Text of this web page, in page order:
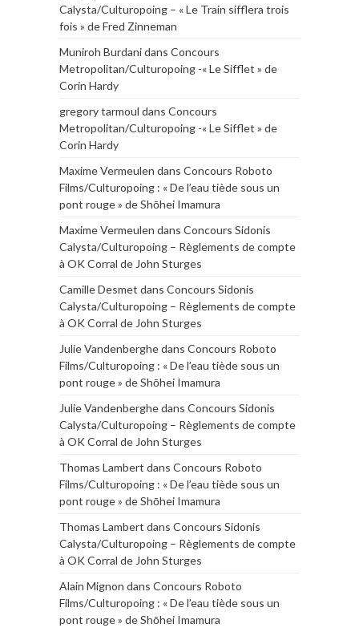
Calysta/Culturopoing – « Le Train sifflera trois
fois » de Fred Zinneman
Muniroh Burdanidans Concours
Metropolitan/Culturopoing -« Le Sifflet » de
Corin Hardy
gregory tarmoul dans Concours
Metropolitan/Culturopoing -« Le Sifflet » de
Corin Hardy
Maxime Vermeulen dans Concours Roboto
Films/Culturopoing : « De l’eau tiède sous un
pont rouge » de Shōhei Imamura
Maxime Vermeulen dans Concours Sidonis
Calysta/Culturopoing – Règlements de compte
à OK Corral de John Sturges
Camille Desmet dans Concours Sidonis
Calysta/Culturopoing – Règlements de compte
à OK Corral de John Sturges
Julie Vandenberghedans Concours Roboto
Films/Culturopoing : « De l’eau tiède sous un
pont rouge » de Shōhei Imamura
Julie Vandenberghedans Concours Sidonis
Calysta/Culturopoing – Règlements de compte
à OK Corral de John Sturges
Thomas Lambert dans Concours Roboto
Films/Culturopoing : « De l’eau tiède sous un
pont rouge » de Shōhei Imamura
Thomas Lambert dans Concours Sidonis
Calysta/Culturopoing – Règlements de compte
à OK Corral de John Sturges
Alain Mignon dans Concours Roboto
Films/Culturopoing : « De l’eau tiède sous un
pont rouge » de Shōhei Imamura